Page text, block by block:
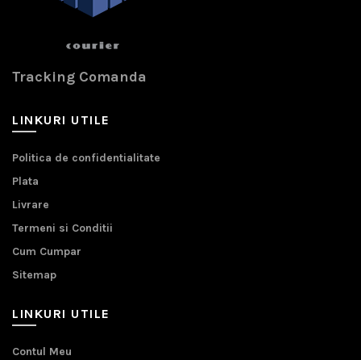
Tracking Comanda
LINKURI UTILE
Politica de confidentialitate
Plata
Livrare
Termeni si Conditii
Cum Cumpar
Sitemap
LINKURI UTILE
Contul Meu